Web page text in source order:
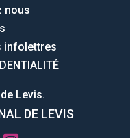
nous
infolettres
Levis.
DE LEVIS